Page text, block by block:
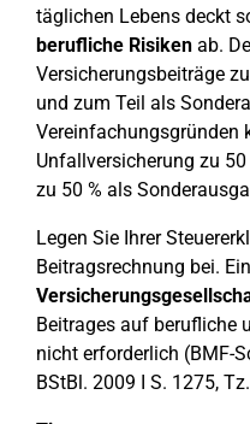
täglichen Lebens deckt
berufliche Risiken ab.
Versicherungsbeiträge
und zum Teil als
Vereinfachungsgründen
Unfallversicherung zu
zu 50 % als
Legen Sie Ihrer
Beitragsrechnung bei.
Beitrages auf berufliche
nicht erforderlich (BMF-
BStBl. 2009 I S. 1275,